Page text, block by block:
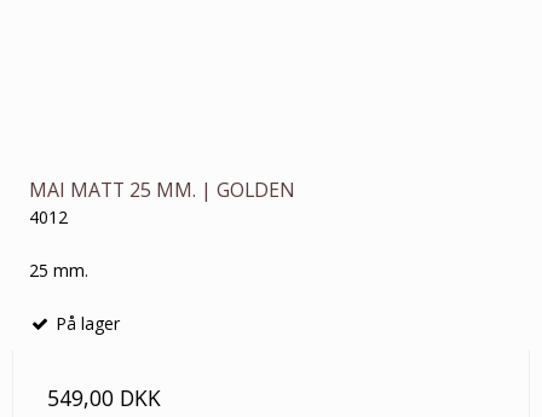
MAI MATT 25 MM. | GOLDEN
4012
25 mm.
På lager
549,00 DKK